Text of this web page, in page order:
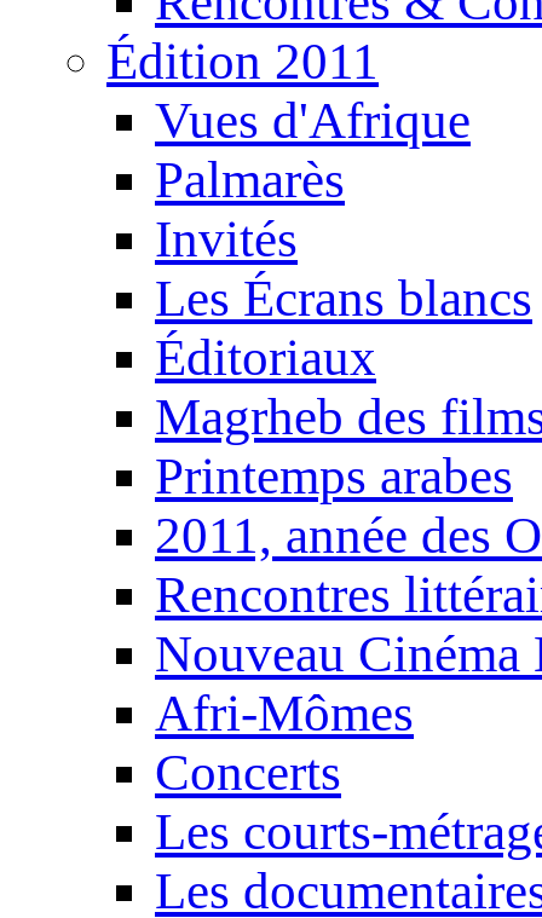
Édition 2011
Vues d'Afrique
Palmarès
Invités
Les Écrans blancs
Éditoriaux
Magrheb des
Printemps arabes
2011, année des
Rencontres
Nouveau Cinéma
Afri-Mômes
Concerts
Les courts-
Les